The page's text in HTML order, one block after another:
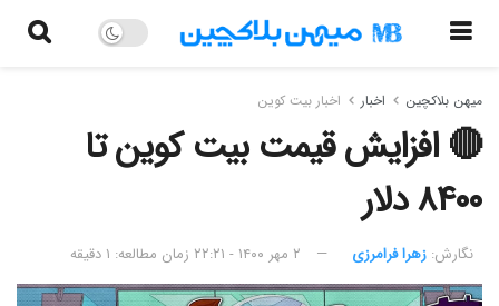
میهن بلاکچین اخبار اخبار بیت کوین
🔴 افزایش قیمت بیت کوین تا
۸۴۰۰ دلار
نگارش:‌ زهرا فرامرزی ۲ مهر ۱۴۰۰ - ۲۲:۲۱ زمان مطالعه: ۱ دقیقه